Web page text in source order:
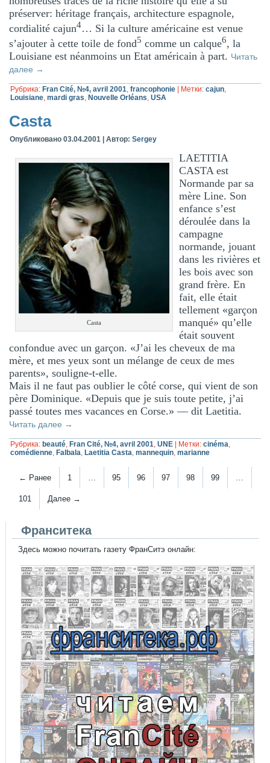
préserver: héritage français, architecture espagnole,
cordialité cajun4… Si la culture américaine est venue
s’ajouter à cette toile de fond5 comme un calque6, la
Louisiane est néanmoins un Etat américain à part. Читать
далее →
Рубрика: Fran Cité, №4, avril 2001,francophonie Метки: cajun,
Louisiane,mardi gras, Nouvelle Orléans,USA
Casta
Опубликовано 03.04.2001 |Автор: Sergey
Casta
LAETITIA
CASTA est
Normande par sa
mère Line. Son
enfance s’est
déroulée dans la
campagne
normande, jouant
dans les rivières et
les bois avec son
grand frère. En
fait, elle était
tellement «garçon
manqué» qu’elle
était souvent
confondue avec un garçon. «J’ai les cheveux de ma
mère, et mes yeux sont un mélange de ceux de mes
parents», souligne-t-elle.
Mais il ne faut pas oublier le côté corse, qui vient de son
père Dominique. «Depuis que je suis toute petite, j’ai
passé toutes mes vacances en Corse.» — dit Laetitia.
Читать далее →
Рубрика: beauté, Fran Cité, №4, avril 2001,UNE Метки: cinéma,
comédienne, Falbala, Laetitia Casta,mannequin,marianne
← Ранее 1 95 96 97 98 99
101 Далее →
Франситека
Здесь можно почитать газету ФранСитэ онлайн: